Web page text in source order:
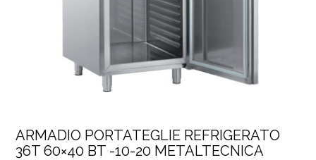
ARMADIO PORTATEGLIE REFRIGERATO
36T 60×40 BT -10-20 METALTECNICA